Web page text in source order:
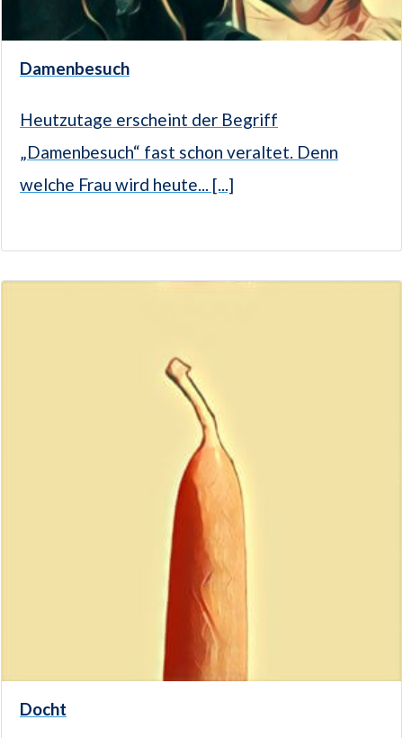
Damenbesuch
Heutzutage erscheint der Begriff
„Damenbesuch“ fast schon veraltet. Denn
welche Frau wird heute... [...]
Docht